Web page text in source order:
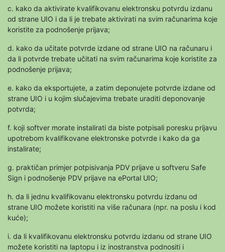
c. kako da aktivirate kvalifikovanu elektronsku potvrdu izdanu
od strane UIO i da li je trebate aktivirati na svim računarima koje
koristite za podnošenje prijava;
d. kako da učitate potvrde izdane od strane UIO na računaru i
da li potvrde trebate učitati na svim računarima koje koristite za
podnošenje prijava;
e. kako da eksportujete, a zatim deponujete potvrde izdane od
strane UIO i u kojim slučajevima trebate uraditi deponovanje
potvrda;
f. koji softver morate instalirati da biste potpisali poresku prijavu
upotrebom kvalifikovane elektronske potvrde i kako da ga
instalirate;
g. praktičan primjer potpisivanja PDV prijave u softveru Safe
Sign i podnošenje PDV prijave na ePortal UIO;
h. da li jednu kvalifikovanu elektronsku potvrdu izdanu od
strane UIO možete koristiti na više računara (npr. na poslu i kod
kuće);
i. da li kvalifikovanu elektronsku potvrdu izdanu od strane UIO
možete koristiti na laptopu i iz inostranstva podnositi i